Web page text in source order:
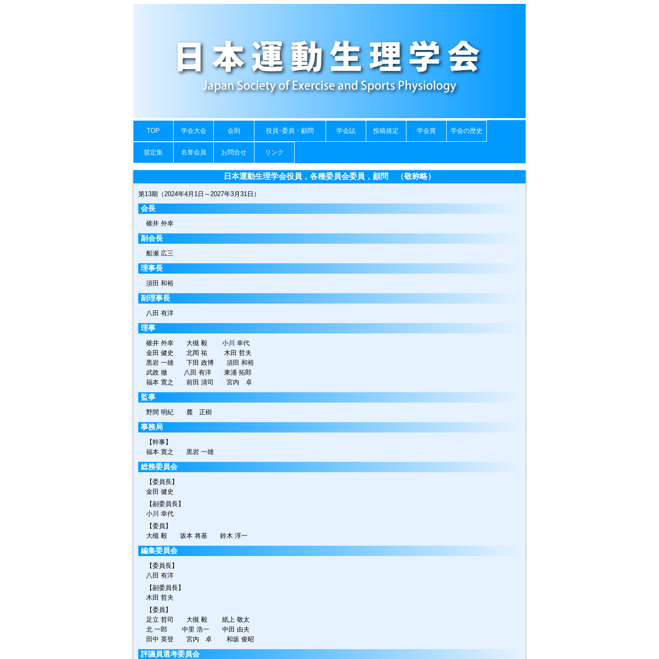
TOP 学会大会 会則 役員･委員・顧問 学会誌 投稿規定 学会賞 学会の歴史
規定集 名誉会員 お問合せ リンク
日本運動生理学会役員，各種委員会委員，顧問 （敬称略）
第13期（2024年4月1日～2027年3月31日）
会長
碓井 外幸
副会長
船瀬 広三
理事長
須田 和裕
副理事長
八田 有洋
理事
碓井 外幸 大槻 毅 小川 幸代
金田 健史 北岡 祐 木田 哲夫
黒岩 一雄 下田 政博 須田 和裕
武政 徹 八田 有洋 東浦 拓郎
福本 寛之 前田 清司 宮内 卓
監事
野間 明紀 麓 正樹
事務局
【幹事】
福本 寛之 黒岩 一雄
総務委員会
【委員長】
金田 健史
【副委員長】
小川 幸代
【委員】
大槻 毅 坂本 将基 鈴木 淳一
編集委員会
【委員長】
八田 有洋
【副委員長】
木田 哲夫
【委員】
足立 哲司 大槻 毅 紙上 敬太
北 一郎 中里 浩一 中田 由夫
田中 英登 宮内 卓 和坂 俊昭
評議員選考委員会